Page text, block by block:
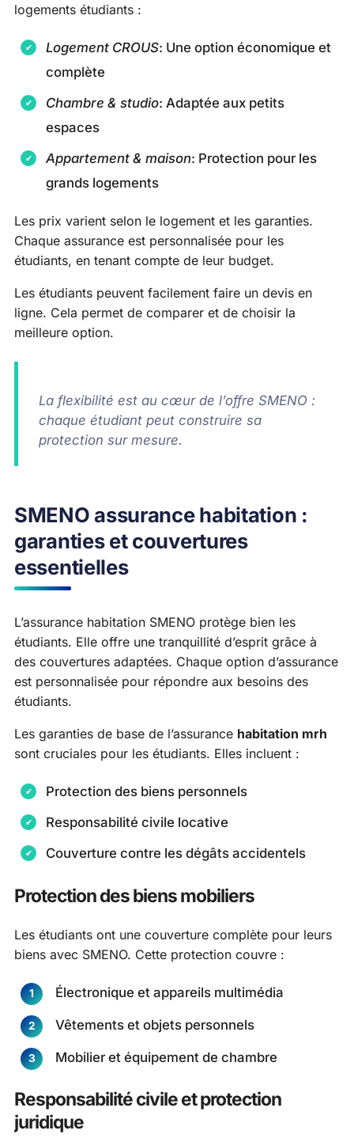
logements étudiants :
Logement CROUS: Une option économique et
complète
Chambre & studio: Adaptée aux petits
espaces
Appartement & maison: Protection pour les
grands logements
Les prix varient selon le logement et les garanties.
Chaque assurance est personnalisée pour les
étudiants, en tenant compte de leur budget.
Les étudiants peuvent facilement faire un devis en
ligne. Cela permet de comparer et de choisir la
meilleure option.
La flexibilité est au cœur de l’offre SMENO :
chaque étudiant peut construire sa
protection sur mesure.
SMENO assurance habitation :
garanties et couvertures
essentielles
L’assurance habitation SMENO protège bien les
étudiants. Elle offre une tranquillité d’esprit grâce à
des couvertures adaptées. Chaque option d’assurance
est personnalisée pour répondre aux besoins des
étudiants.
Les garanties de base de l’assurance habitation mrh
sont cruciales pour les étudiants. Elles incluent :
Protection des biens personnels
Responsabilité civile locative
Couverture contre les dégâts accidentels
Protection des biens mobiliers
Les étudiants ont une couverture complète pour leurs
biens avec SMENO. Cette protection couvre :
Électronique et appareils multimédia
Vêtements et objets personnels
Mobilier et équipement de chambre
Responsabilité civile et protection
juridique